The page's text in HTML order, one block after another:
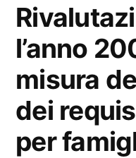
l’anno
misura
dei
per